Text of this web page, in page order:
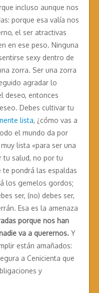
incluso aunque nos
porque esa valía nos
el ser atractivas
en ese peso. Ninguna
sexy dentro de
zorra. Ser una zorra
agradar lo
deseo, entonces
Debes cultivar tu
lista, ¿cómo vas a
el mundo da por
lista «para ser una
tu salud, no por tu
te pondrá las espaldas
los gemelos gordos;
ser, (no) debes ser,
Esa es la amenaza
porque nos han
va a querernos. Y
están amañados:
a Cenicienta que
y